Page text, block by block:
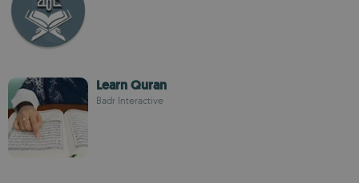
Learn Quran
Badr Interactive